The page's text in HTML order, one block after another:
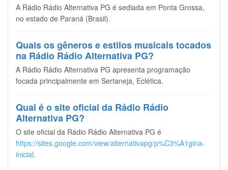
A Rádio Rádio Alternativa PG é sediada em Ponta Grossa,
no estado de Paraná (Brasil).
Quais os gêneros e estilos musicais tocados
na Rádio Rádio Alternativa PG?
A Rádio Rádio Alternativa PG apresenta programação
focada principalmente em Sertaneja, Eclética.
Qual é o site oficial da Rádio Rádio
Alternativa PG?
O site oficial da Rádio Rádio Alternativa PG é
https://sites.google.com/view/alternativapg/p%C3%A1gina-
inicial.